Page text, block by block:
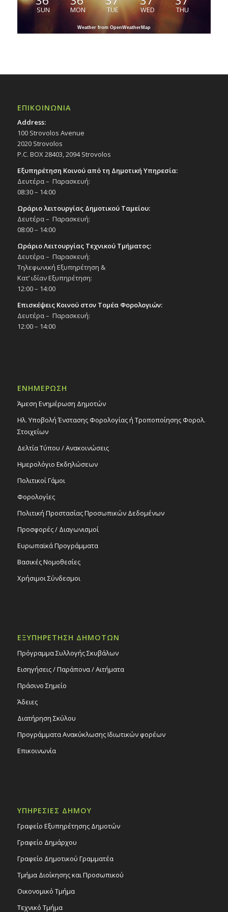
SUN MON TUE WED THU
Weather from OpenWeatherMap
ΕΠΙΚΟΙΝΩΝΙΑ
Address:
100 Strovolos Avenue
2020 Strovolos
P.C. BOX 28403, 2094 Strovolos
Εξυπηρέτηση Κοινού από τη Δημοτική Υπηρεσία:
Δευτέρα – Παρασκευή:
08:30 – 14:00
Ωράριο λειτουργίας Δημοτικού Ταμείου:
Δευτέρα – Παρασκευή:
08:00 – 14:00
Ωράριο Λειτουργίας Τεχνικού Τμήματος:
Δευτέρα – Παρασκευή:
Τηλεφωνική Εξυπηρέτηση &
Κατ’ ιδίαν Εξυπηρέτηση:
12:00 – 14:00
Επισκέψεις Κοινού στον Τομέα Φορολογιών:
Δευτέρα – Παρασκευή:
12:00 – 14:00
ΕΝΗΜΕΡΩΣΗ
Άμεση Ενημέρωση Δημοτών
Ηλ. Υποβολή Ένστασης Φορολογίας ή Τροποποίησης Φορολ.
Στοιχείων
Δελτία Τύπου / Ανακοινώσεις
Ημερολόγιο Εκδηλώσεων
Πολιτικοί Γάμοι
Φορολογίες
Πολιτική Προστασίας Προσωπικών Δεδομένων
Προσφορές / Διαγωνισμοί
Ευρωπαϊκά Προγράμματα
Βασικές Νομοθεσίες
Χρήσιμοι Σύνδεσμοι
ΕΞΥΠΗΡΕΤΗΣΗ ΔΗΜΟΤΩΝ
Πρόγραμμα Συλλογής Σκυβάλων
Εισηγήσεις / Παράπονα / Αιτήματα
Πράσινο Σημείο
Άδειες
Διατήρηση Σκύλου
Προγράμματα Ανακύκλωσης Ιδιωτικών φορέων
Επικοινωνία
ΥΠΗΡΕΣΙΕΣ ΔΗΜΟΥ
Γραφείο Εξυπηρέτησης Δημοτών
Γραφείο Δημάρχου
Γραφείο Δημοτικού Γραμματέα
Τμήμα Διοίκησης και Προσωπικού
Οικονομικό Τμήμα
Τεχνικό Τμήμα